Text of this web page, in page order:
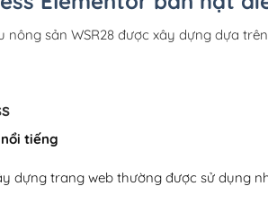
sản WSR28 được xây dựng dựa
tiếng
dựng trang web thường được sử dụng